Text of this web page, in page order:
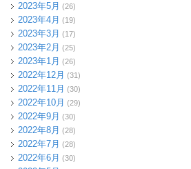
2023年5月 (26)
2023年4月 (19)
2023年3月 (17)
2023年2月 (25)
2023年1月 (26)
2022年12月 (31)
2022年11月 (30)
2022年10月 (29)
2022年9月 (30)
2022年8月 (28)
2022年7月 (28)
2022年6月 (30)